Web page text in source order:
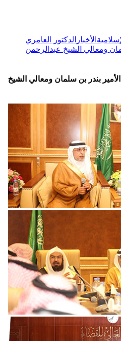
الأخبار الدكتور العامري
ومعالي الشيخ عبدالرحمن
بندر بن سلمان ومعالي الشيخ